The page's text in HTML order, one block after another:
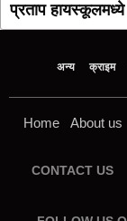
प्रताप हायस्कूलमध्ये
अन्य क्राइम
Home About us
CONTACT US